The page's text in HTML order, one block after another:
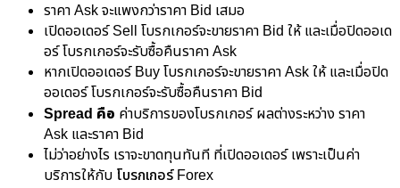
ราคา Ask จะแพงกว่าราคา Bid เสมอ
เปิดออเดอร์ Sell โบรกเกอร์จะขายราคา Bid ให้ และเมื่อปิดออเด
อร์ โบรกเกอร์จะรับซื้อคืนราคา Ask
หากเปิดออเดอร์ Buy โบรกเกอร์จะขายราคา Ask ให้ และเมื่อปิด
ออเดอร์ โบรกเกอร์จะรับซื้อคืนราคา Bid
Spread คือ ค่าบริการของโบรกเกอร์ ผลต่างระหว่าง ราคา
Ask และราคา Bid
ไม่ว่าอย่างไร เราจะขาดทุนทันที ที่เปิดออเดอร์ เพราะเป็นค่า
บริการให้กับ โบรกเกอร์ Forex